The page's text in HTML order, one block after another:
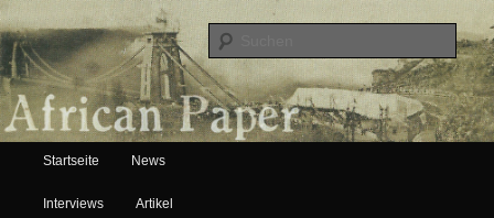
African Paper
Hauptmenü
Zum Inhalt wechseln
Zum sekundären Inhalt wechseln
Startseite News
Interviews Artikel